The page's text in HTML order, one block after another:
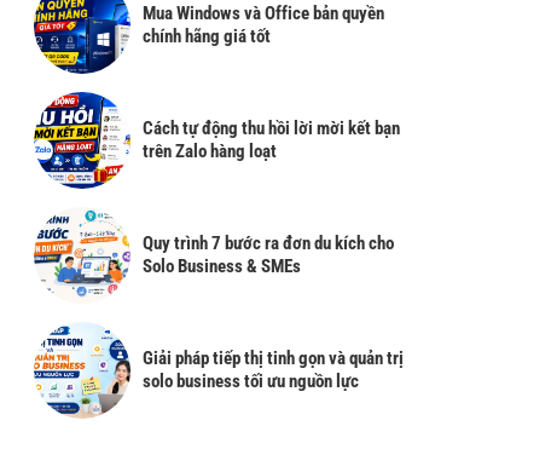
Mua Windows và Office bản quyền
chính hãng giá tốt
Cách tự động thu hồi lời mời kết bạn
trên Zalo hàng loạt
Quy trình 7 bước ra đơn du kích cho
Solo Business & SMEs
Giải pháp tiếp thị tinh gọn và quản trị
solo business tối ưu nguồn lực